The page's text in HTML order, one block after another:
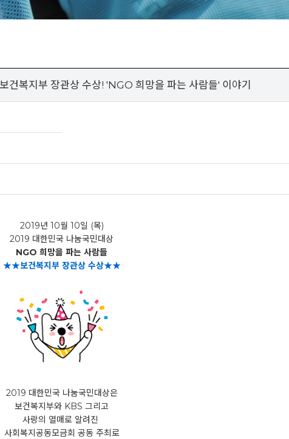
건복지부 장관상 수상! 'NGO 희망을 파는 사람들' 이야기
2019년 10월 10일 (목)
2019 대한민국 나눔국민대상
NGO 희망을 파는 사람들
★★보건복지부 장관상 수상★★
2019 대한민국 나눔국민대상은
보건복지부와 KBS 그리고
사랑의 열매로 알려진
사회복지공동모금회 공동 주최로